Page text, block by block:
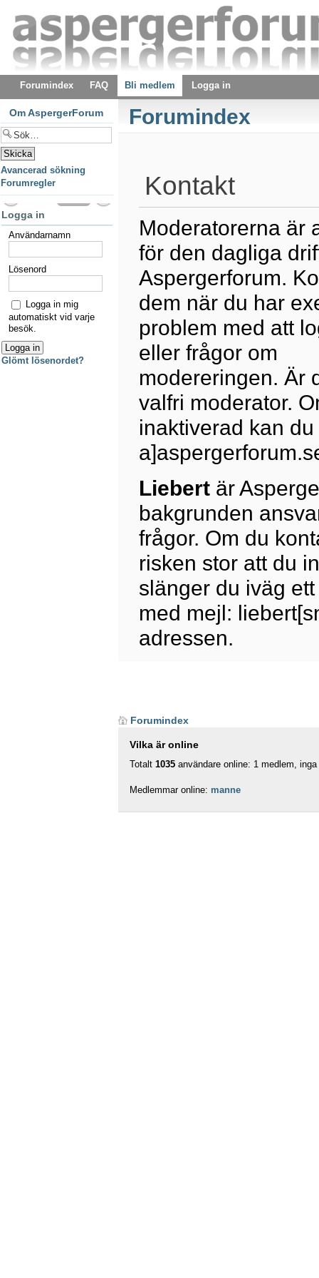
Forumindex FAQ Bli medlem Logga in
Forumindex
Kontakt
Moderatorerna är
för den dagliga
Aspergerforum.
dem när du har
problem med att
eller frågor om
modereringen. Är
valfri moderator.
inaktiverad kan
Liebert är
bakgrunden
frågor. Om du
risken stor att du
slänger du iväg
med mejl:
adressen.
Forumindex
Vilka är online
Totalt 1035 användare online: 1 medlem,
Medlemmar online: manne
Om AspergerForum
Avancerad sökning
Forumregler
Logga in
Användarnamn
Lösenord
Logga in mig
automatiskt vid varje
besök.
Glömt lösenordet?